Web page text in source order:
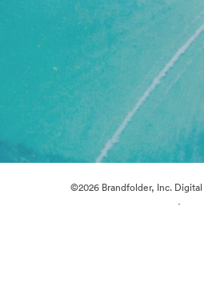
©2026 Brandfolder, Inc.
·